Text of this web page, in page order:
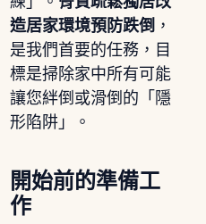
造居家環境預防跌倒 ，
是我們首要的任務，目
標是掃除家中所有可能
讓您絆倒或滑倒的「隱
形陷阱」。
開始前的準備工
作